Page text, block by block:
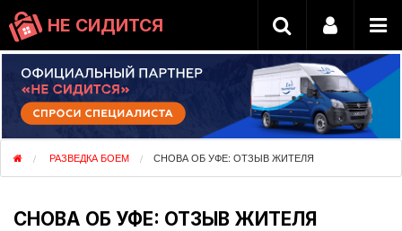
НЕ СИДИТСЯ
РАЗВЕДКА БОЕМ СНОВА ОБ УФЕ: ОТЗЫВ ЖИТЕЛЯ
СНОВА ОБ УФЕ: ОТЗЫВ ЖИТЕЛЯ